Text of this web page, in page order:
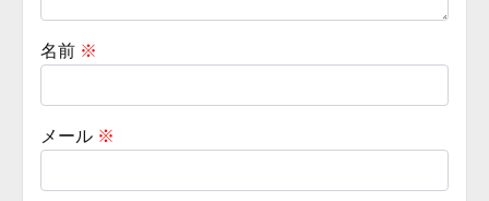
名前 ※
メール ※